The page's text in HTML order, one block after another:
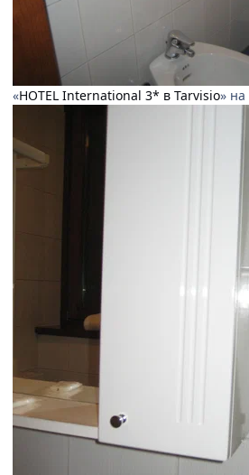
«HOTEL International 3* в Tarvisio» на